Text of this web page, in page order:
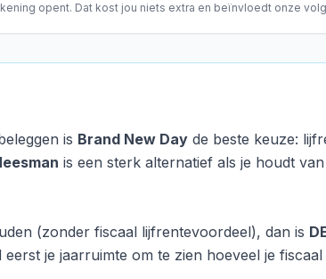
opent. Dat kost jou niets extra en beïnvloedt onze
is Brand New Day de beste keuze:
is een sterk alternatief als je houdt
(zonder fiscaal lijfrentevoordeel), dan is
je jaarruimte om te zien hoeveel je